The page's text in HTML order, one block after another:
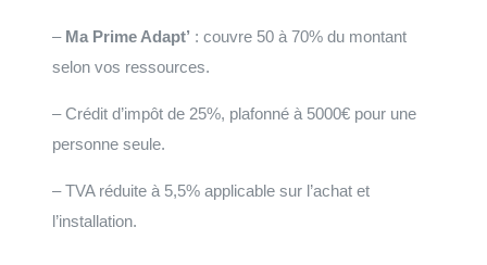
– Ma Prime Adapt’ : couvre 50 à 70% du montant
selon vos ressources.
– Crédit d’impôt de 25%, plafonné à 5000€ pour une
personne seule.
– TVA réduite à 5,5% applicable sur l’achat et
l’installation.